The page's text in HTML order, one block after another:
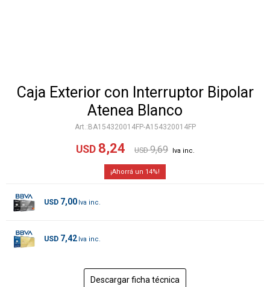
Caja Exterior con Interruptor Bipolar
Atenea Blanco
BA154320014FP-A154320014FP
USD 8,24 USD 9,69
14
USD 7,00
USD 7,42
Descargar ficha técnica